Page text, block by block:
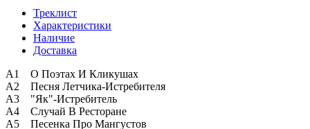
Треклист
Характеристики
Наличие
Доставка
А1 О Поэтах И Кликушах
А2 Песня Летчика-Истребителя
А3 "Як"-Истребитель
А4 Случай В Ресторане
А5 Песенка Про Мангустов